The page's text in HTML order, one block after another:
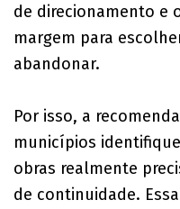
de direcionamento e
margem para
abandonar.
Por isso, a
municípios
obras realmente
de continuidade.